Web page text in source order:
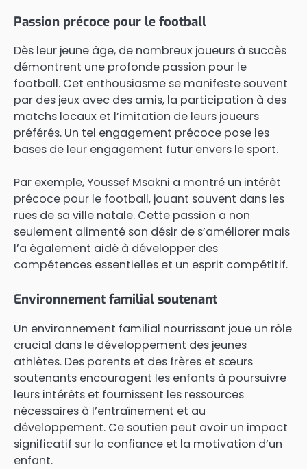
Passion précoce pour le football
Dès leur jeune âge, de nombreux joueurs à succès
démontrent une profonde passion pour le
football. Cet enthousiasme se manifeste souvent
par des jeux avec des amis, la participation à des
matchs locaux et l’imitation de leurs joueurs
préférés. Un tel engagement précoce pose les
bases de leur engagement futur envers le sport.
Par exemple, Youssef Msakni a montré un intérêt
précoce pour le football, jouant souvent dans les
rues de sa ville natale. Cette passion a non
seulement alimenté son désir de s’améliorer mais
l’a également aidé à développer des
compétences essentielles et un esprit compétitif.
Environnement familial soutenant
Un environnement familial nourrissant joue un rôle
crucial dans le développement des jeunes
athlètes. Des parents et des frères et sœurs
soutenants encouragent les enfants à poursuivre
leurs intérêts et fournissent les ressources
nécessaires à l’entraînement et au
développement. Ce soutien peut avoir un impact
significatif sur la confiance et la motivation d’un
enfant.